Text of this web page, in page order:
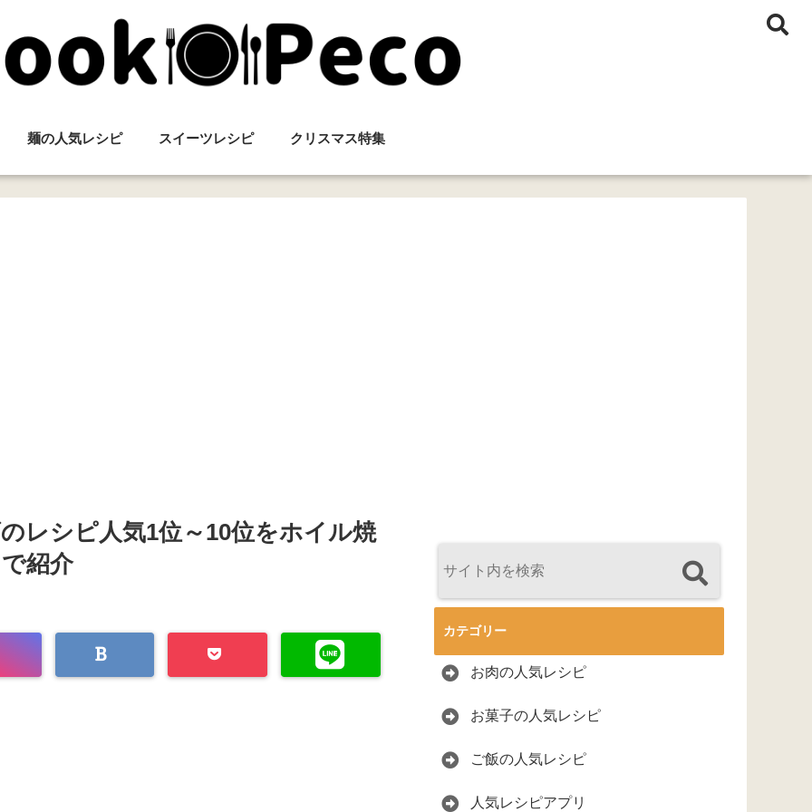
麺の人気レシピ スイーツレシピ クリスマス特集
レシピ人気1位～10位をホイル焼
紹介
カテゴリー
お肉の人気レシピ
お菓子の人気レシピ
ご飯の人気レシピ
人気レシピアプリ